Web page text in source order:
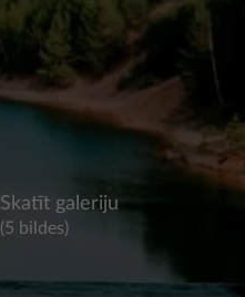
Skatīt galeriju
(5 bildes)